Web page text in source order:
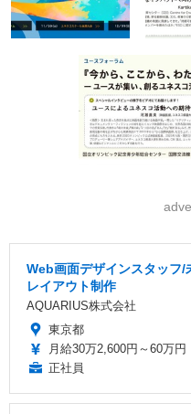
Web画面デザインスタッフ/
レイアウト制作
AQUARIUS株式会社
東京都
月給30万2,600円～60万円
正社員